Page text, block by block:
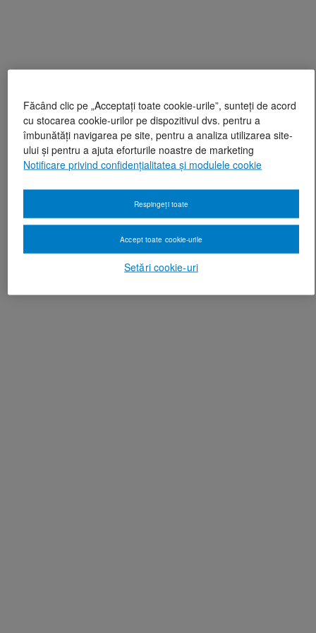
Făcând clic pe „Acceptați toate cookie-urile”, sunteți de acord
cu stocarea cookie-urilor pe dispozitivul dvs. pentru a
îmbunătăți navigarea pe site, pentru a analiza utilizarea site-
ului și pentru a ajuta eforturile noastre de marketing
Notificare privind confidențialitatea și modulele cookie
Setări cookie-uri
Respingeți toate
Accept toate cookie-urile